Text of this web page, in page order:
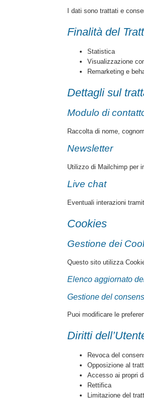
I dati sono trattati e
Finalità del
Statistica
Visualizzazione
Remarketing e
Dettagli sul
Modulo di
Raccolta di nome,
Newsletter
Utilizzo di Mailchimp per
Live chat
Eventuali interazioni
Cookies
Gestione dei
Questo sito utilizza
Elenco aggiornato
Gestione del
Puoi modificare le
Diritti
Revoca del
Opposizione al
Accesso ai propri
Rettifica
Limitazione del